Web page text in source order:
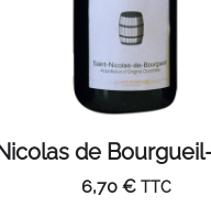
de
6,70 € TTC